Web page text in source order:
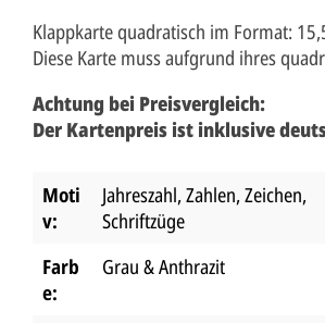
Klappkarte quadratisch im Format:
Diese Karte muss aufgrund ihres
Achtung bei Preisvergleich:
Der Kartenpreis ist inklusive
Moti
v:
Jahreszahl, Zahlen, Zeichen,
Schriftzüge
Farb
e:
Grau & Anthrazit